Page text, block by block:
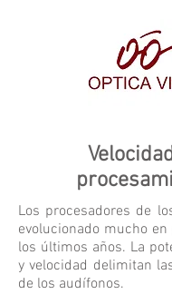
Los procesadores de
evolucionado mucho
los últimos años. La
y velocidad delimitan
de los audífonos.